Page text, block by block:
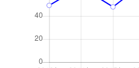
東桜 100万円